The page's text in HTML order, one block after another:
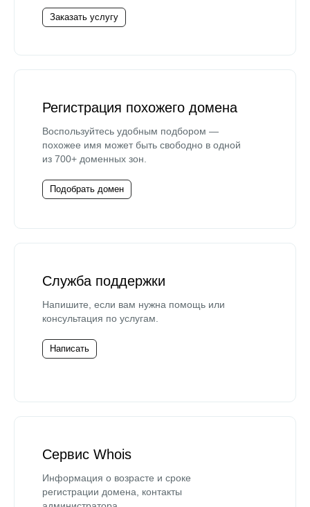
Заказать услугу
Регистрация похожего домена
Воспользуйтесь удобным подбором —
похожее имя может быть свободно в одной
из 700+ доменных зон.
Подобрать домен
Служба поддержки
Напишите, если вам нужна помощь или
консультация по услугам.
Написать
Сервис Whois
Информация о возрасте и сроке
регистрации домена, контакты